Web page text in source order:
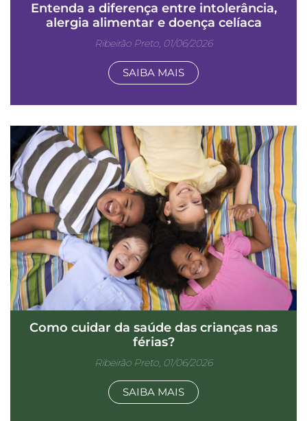
Entenda a diferença entre intolerância,
alergia alimentar e doença celíaca
Ribeirão Preto, 01/06/2026
SAIBA MAIS
Como cuidar da saúde das crianças nas
férias?
Ribeirão Preto, 01/06/2026
SAIBA MAIS